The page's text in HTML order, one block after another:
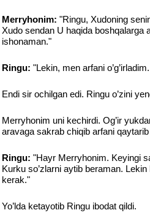
Merryhonim: "Ringu, Xudoning
Xudo sendan U haqida boshqalarga
ishonaman."
Ringu: "Lekin, men arfani
Endi sir ochilgan edi. Ringu o’zini
Merryhonim uni kechirdi. Og’ir
aravaga sakrab chiqib arfani qaytarib
Ringu: "Hayr Merryhonim. Keyingi
Kurku so’zlarni aytib beraman.
kerak."
Yo’lda ketayotib Ringu ibodat qildi.